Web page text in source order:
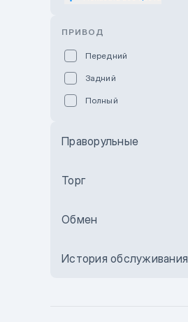
Бежевый
Комбинированный
ПРИВОД
Передний
Задний
Полный
Праворульные
Торг
Обмен
История обслуживания